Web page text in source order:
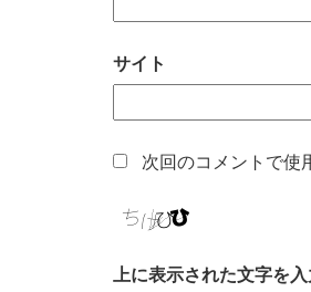
サイト
次回のコメントで使
上に表示された文字を